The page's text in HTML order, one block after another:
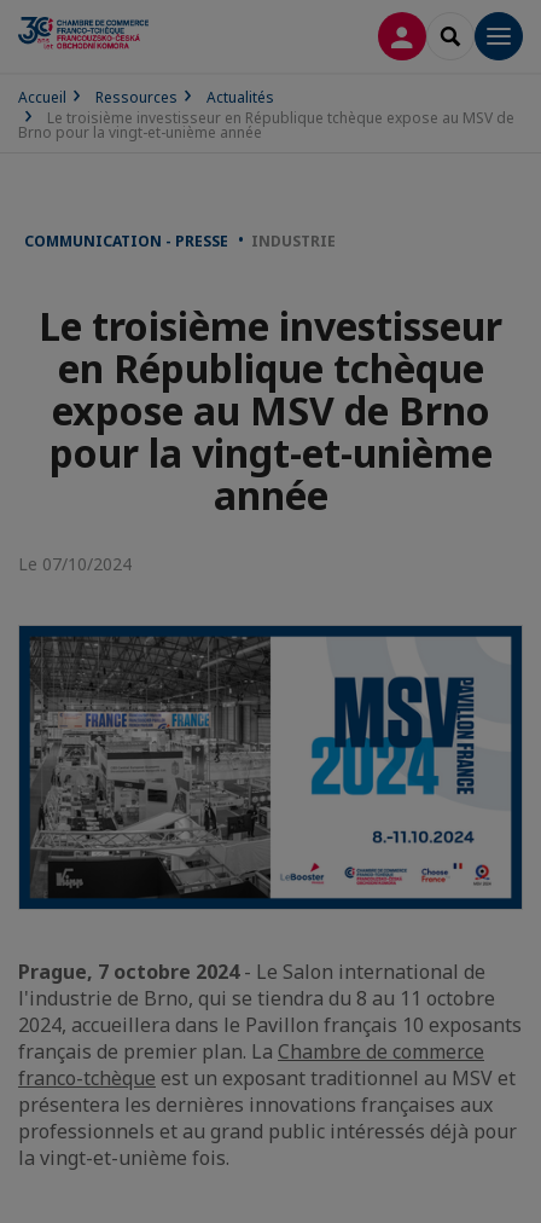
CONNEXION
Accueil Ressources
Actualités
Le troisième investisseur en République tchèque expose au MSV de
Brno pour la vingt-et-unième année
COMMUNICATION - PRESSE INDUSTRIE
Le troisième investisseur
en République tchèque
expose au MSV de Brno
pour la vingt-et-unième
année
Le 07/10/2024
Prague, 7 octobre 2024- Le Salon international de
l'industrie de Brno, qui se tiendra du 8 au 11 octobre
2024, accueillera dans le Pavillon français 10 exposants
français de premier plan. La Chambre de commerce
franco-tchèque est un exposant traditionnel au MSV et
présentera les dernières innovations françaises aux
professionnels et au grand public intéressés déjà pour
la vingt-et-unième fois.